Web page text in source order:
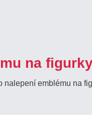
na
emblému na